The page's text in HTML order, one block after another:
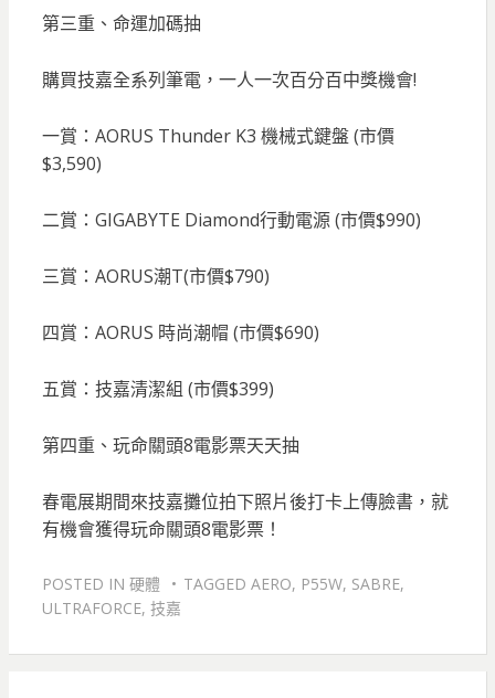
第三重、命運加碼抽
購買技嘉全系列筆電，一人一次百分百中獎機會!
一賞：AORUS Thunder K3 機械式鍵盤 (市價
$3,590)
二賞：GIGABYTE Diamond行動電源 (市價$990)
三賞：AORUS潮T(市價$790)
四賞：AORUS 時尚潮帽 (市價$690)
五賞：技嘉清潔組 (市價$399)
第四重、玩命關頭8電影票天天抽
春電展期間來技嘉攤位拍下照片後打卡上傳臉書，就
有機會獲得玩命關頭8電影票！
POSTED IN 硬體 TAGGED AERO, P55W, SABRE,
ULTRAFORCE, 技嘉